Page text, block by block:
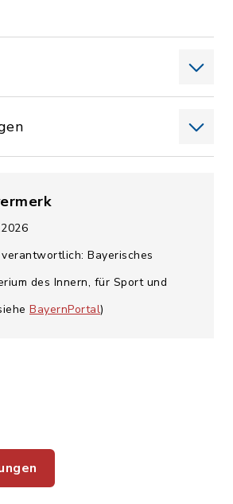
Bayerisches
des Innern, für Sport und
BayernPortal)